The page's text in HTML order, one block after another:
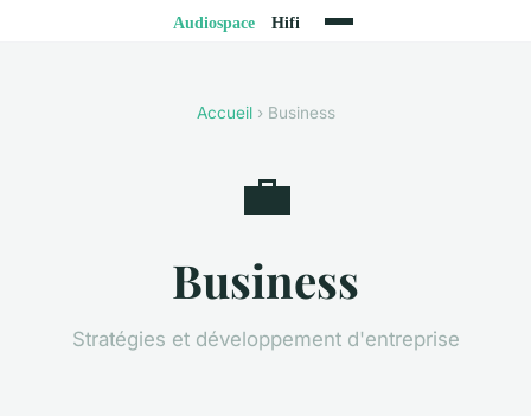
Accueil› Business
💼
Business
Stratégies et développement d'entreprise